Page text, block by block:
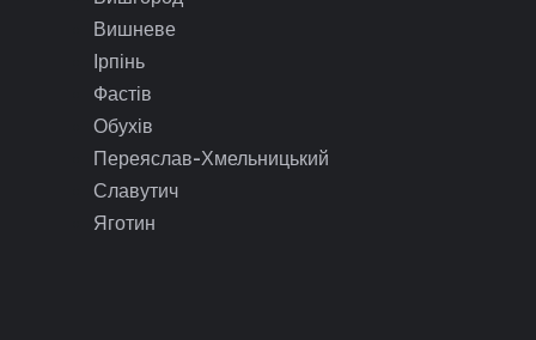
Вишневе
Ірпінь
Фастів
Обухів
Переяслав-Хмельницький
Славутич
Яготин